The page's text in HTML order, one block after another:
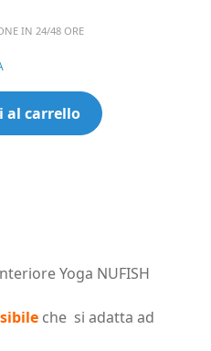
IN 24/48 ORE
al carrello
Yoga NUFISH
che si adatta ad